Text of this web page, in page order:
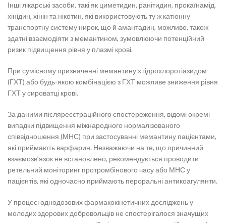
Інші лікарські засоби, такі як циметидин, ранітидин, прокаїнамід,
хінідин, хінін та нікотин, які використовують ту ж катіонну
транспортну систему нирок, що й амантадин, можливо, також
здатні взаємодіяти з мемантином, зумовлюючи потенційний
ризик підвищення рівня у плазмі крові.
При сумісному призначенні мемантину з гідрохлоротіазидом
(ГХТ) або будь-якою комбінацією з ГХТ можливе зниження рівня
ГХТ у сироватці крові.
За даними післяреєстраційного спостереження, відомі окремі
випадки підвищення міжнародного нормалізованого
співвідношення (МНС) при застосуванні мемантину пацієнтами,
які приймають варфарин. Незважаючи на те, що причинний
взаємозв’язок не встановлено, рекомендується проводити
ретельний моніторинг протромбінового часу або МНС у
пацієнтів, які одночасно приймають пероральні антикоагулянти.
У процесі однодозових фармакокінетичних досліджень у
молодих здорових добровольців не спостерігалося значущих